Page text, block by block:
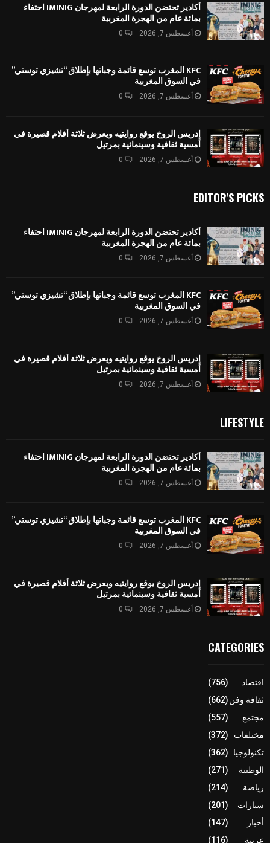
أكادير تحتضن الدورة الرابعة لمهرجان IMINIG احتفاء
بمائة عام من الهجرة المغربية
أغسطس 7, 2026 0
KFC المغرب توسع قائمة وجباتها بإطلاق “تشيزي توستي”
في السوق المغربية
أغسطس 7, 2026 0
إدريس الروخ يوقع روايتيه ويعرض ثلاثة أفلام قصيرة في
أمسية ثقافية وسينمائية بمرتيل
أغسطس 7, 2026 0
EDITOR'S PICKS
أكادير تحتضن الدورة الرابعة لمهرجان IMINIG احتفاء
بمائة عام من الهجرة المغربية
أغسطس 7, 2026 0
KFC المغرب توسع قائمة وجباتها بإطلاق “تشيزي توستي”
في السوق المغربية
أغسطس 7, 2026 0
إدريس الروخ يوقع روايتيه ويعرض ثلاثة أفلام قصيرة في
أمسية ثقافية وسينمائية بمرتيل
أغسطس 7, 2026 0
LIFESTYLE
أكادير تحتضن الدورة الرابعة لمهرجان IMINIG احتفاء
بمائة عام من الهجرة المغربية
أغسطس 7, 2026 0
KFC المغرب توسع قائمة وجباتها بإطلاق “تشيزي توستي”
في السوق المغربية
أغسطس 7, 2026 0
إدريس الروخ يوقع روايتيه ويعرض ثلاثة أفلام قصيرة في
أمسية ثقافية وسينمائية بمرتيل
أغسطس 7, 2026 0
CATEGORIES
اقتصاد
(756)
ثقافة وفن(662)
مجتمع
(557)
مختلفات
(372)
تكنولوجيا
(362)
الوطنية
(271)
رياضة
(214)
سيارات
(201)
أخبار
(147)
عربية
(116)